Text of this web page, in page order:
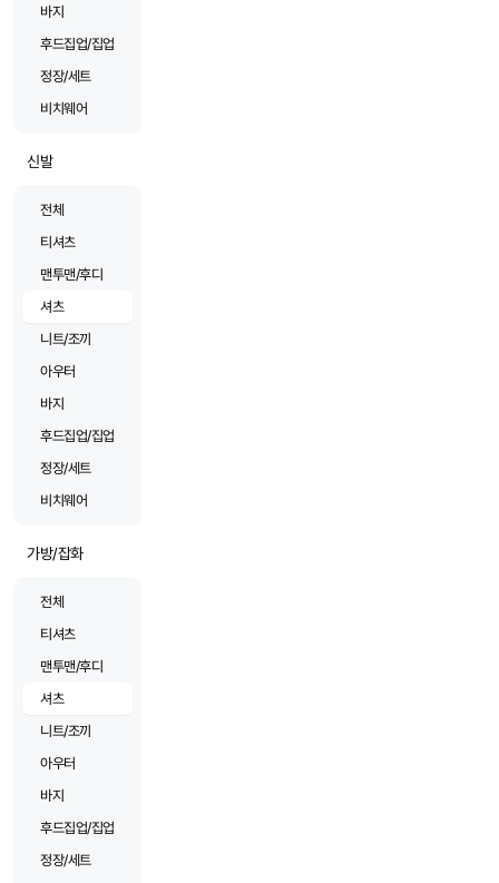
바지
후드집업/집업
정장/세트
비치웨어
신발
전체
티셔츠
맨투맨/후디
셔츠
니트/조끼
아우터
바지
후드집업/집업
정장/세트
비치웨어
가방/잡화
전체
티셔츠
맨투맨/후디
셔츠
니트/조끼
아우터
바지
후드집업/집업
정장/세트